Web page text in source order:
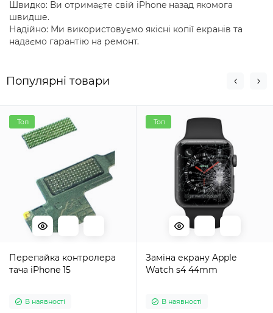
Швидко: Ви отримаєте свій iPhone назад якомога
швидше.
Надійно: Ми використовуємо якісні копії екранів та
надаємо гарантію на ремонт.
Популярні товари
Топ
Перепайка контролера
тача iPhone 15
В наявності
Топ
Заміна екрану Apple
Watch s4 44mm
В наявності